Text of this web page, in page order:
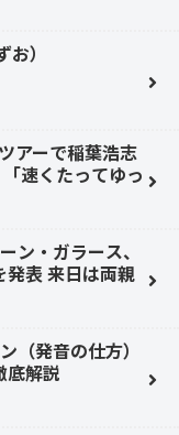
）
アーで稲葉浩志
速くたってゆっ
ン・ガラース、
発表 来日は両親
（発音の仕方）
底解説